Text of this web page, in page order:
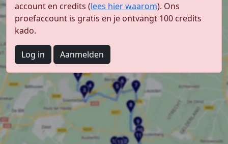
account en credits (lees hier waarom). Ons
proefaccount is gratis en je ontvangt 100 credits
kado.
Log in Aanmelden